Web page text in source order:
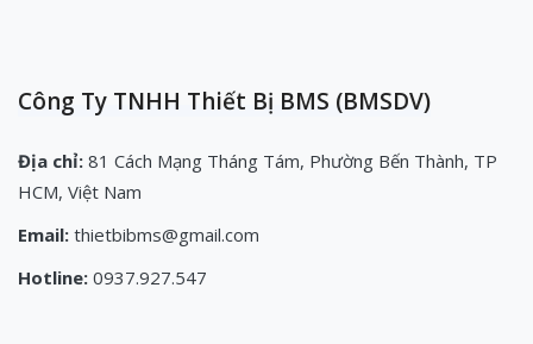
Công Ty TNHH Thiết Bị BMS (BMSDV)
Địa chỉ: 81 Cách Mạng Tháng Tám, Phường Bến Thành, TP
HCM, Việt Nam
Email: thietbibms@gmail.com
Hotline: 0937.927.547